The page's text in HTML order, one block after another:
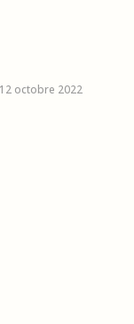
octobre 2022